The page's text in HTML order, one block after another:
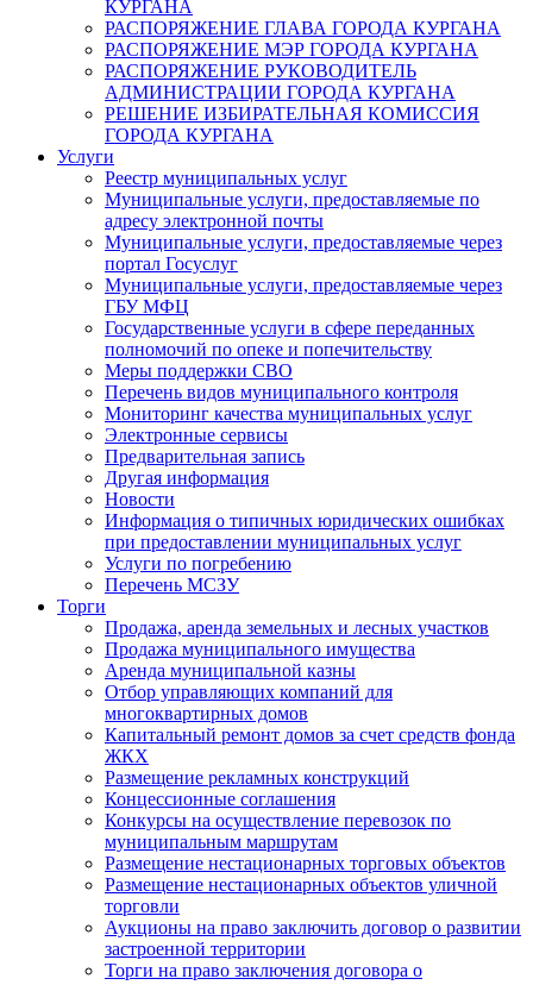
КУРГАНА
РАСПОРЯЖЕНИЕ ГЛАВА ГОРОДА КУРГАНА
РАСПОРЯЖЕНИЕ МЭР ГОРОДА КУРГАНА
РАСПОРЯЖЕНИЕ РУКОВОДИТЕЛЬ
АДМИНИСТРАЦИИ ГОРОДА КУРГАНА
РЕШЕНИЕ ИЗБИРАТЕЛЬНАЯ КОМИССИЯ
ГОРОДА КУРГАНА
Услуги
Реестр муниципальных услуг
Муниципальные услуги, предоставляемые по
адресу электронной почты
Муниципальные услуги, предоставляемые через
портал Госуслуг
Муниципальные услуги, предоставляемые через
ГБУ МФЦ
Государственные услуги в сфере переданных
полномочий по опеке и попечительству
Меры поддержки СВО
Перечень видов муниципального контроля
Мониторинг качества муниципальных услуг
Электронные сервисы
Предварительная запись
Другая информация
Новости
Информация о типичных юридических ошибках
при предоставлении муниципальных услуг
Услуги по погребению
Перечень МСЗУ
Торги
Продажа, аренда земельных и лесных участков
Продажа муниципального имущества
Аренда муниципальной казны
Отбор управляющих компаний для
многоквартирных домов
Капитальный ремонт домов за счет средств фонда
ЖКХ
Размещение рекламных конструкций
Концессионные соглашения
Конкурсы на осуществление перевозок по
муниципальным маршрутам
Размещение нестационарных торговых объектов
Размещение нестационарных объектов уличной
торговли
Аукционы на право заключить договор о развитии
застроенной территории
Торги на право заключения договора о